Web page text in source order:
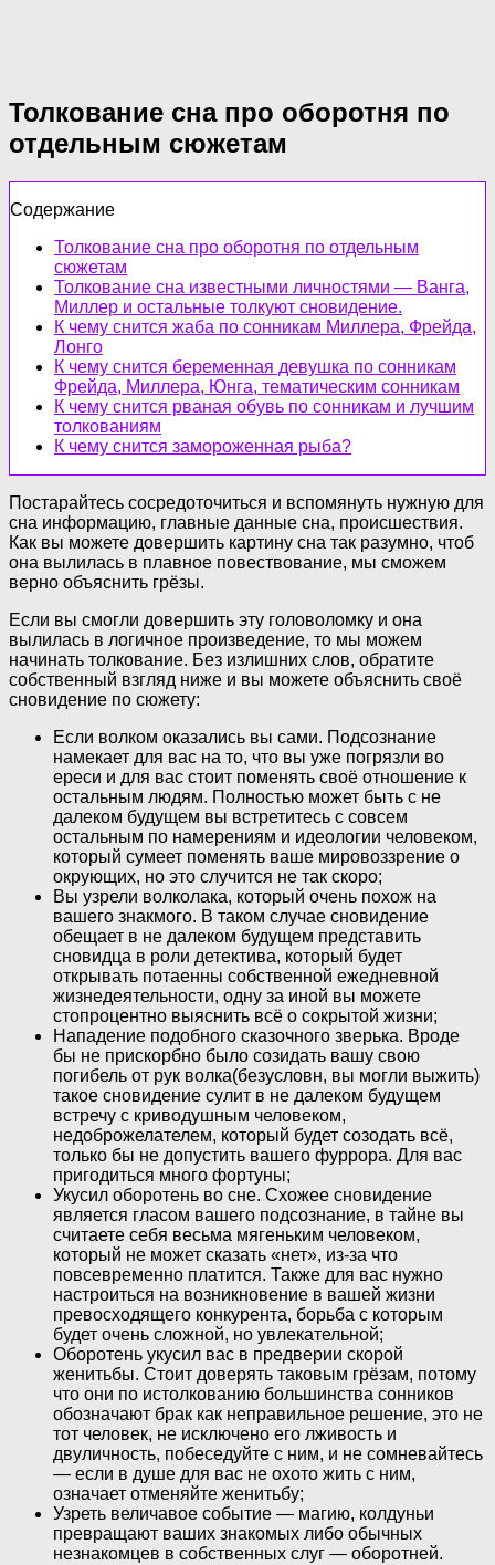
Толкование сна про оборотня по
отдельным сюжетам
Содержание
Толкование сна про оборотня по отдельным
сюжетам
Толкование сна известными личностями — Ванга,
Миллер и остальные толкуют сновидение.
К чему снится жаба по сонникам Миллера, Фрейда,
Лонго
К чему снится беременная девушка по сонникам
Фрейда, Миллера, Юнга, тематическим сонникам
К чему снится рваная обувь по сонникам и лучшим
толкованиям
К чему снится замороженная рыба?
Постарайтесь сосредоточиться и вспомянуть нужную для
сна информацию, главные данные сна, происшествия.
Как вы можете довершить картину сна так разумно, чтоб
она вылилась в плавное повествование, мы сможем
верно объяснить грёзы.
Если вы смогли довершить эту головоломку и она
вылилась в логичное произведение, то мы можем
начинать толкование. Без излишних слов, обратите
собственный взгляд ниже и вы можете объяснить своё
сновидение по сюжету:
Если волком оказались вы сами. Подсознание
намекает для вас на то, что вы уже погрязли во
ереси и для вас стоит поменять своё отношение к
остальным людям. Полностью может быть с не
далеком будущем вы встретитесь с совсем
остальным по намерениям и идеологии человеком,
который сумеет поменять ваше мировоззрение о
окрующих, но это случится не так скоро;
Вы узрели волколака, который очень похож на
вашего знакмого. В таком случае сновидение
обещает в не далеком будущем представить
сновидца в роли детектива, который будет
открывать потаенны собственной ежедневной
жизнедеятельности, одну за иной вы можете
стопроцентно выяснить всё о сокрытой жизни;
Нападение подобного сказочного зверька. Вроде
бы не прискорбно было созидать вашу свою
погибель от рук волка(безусловн, вы могли выжить)
такое сновидение сулит в не далеком будущем
встречу с криводушным человеком,
недоброжелателем, который будет созодать всё,
только бы не допустить вашего фуррора. Для вас
пригодиться много фортуны;
Укусил оборотень во сне. Схожее сновидение
является гласом вашего подсознание, в тайне вы
считаете себя весьма мягеньким человеком,
который не может сказать «нет», из-за что
повсевременно платится. Также для вас нужно
настроиться на возникновение в вашей жизни
превосходящего конкурента, борьба с которым
будет очень сложной, но увлекательной;
Оборотень укусил вас в предверии скорой
женитьбы. Стоит доверять таковым грёзам, потому
что они по истолкованию большинства сонников
обозначают брак как неправильное решение, это не
тот человек, не исключено его лживость и
двуличность, побеседуйте с ним, и не сомневайтесь
— если в душе для вас не охото жить с ним,
означает отменяйте женитьбу;
Узреть величавое событие — магию, колдуньи
превращают ваших знакомых либо обычных
незнакомцев в собственных слуг — оборотней.